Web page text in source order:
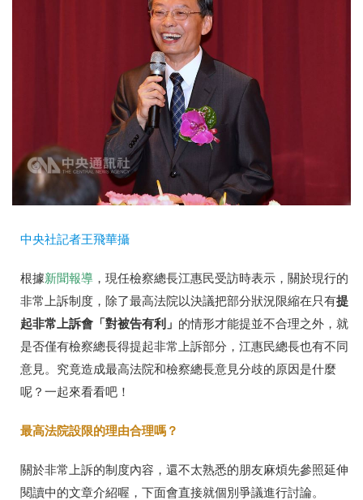
中央社記者王飛華攝
根據新聞報導 ，現任檢察總長江惠民受訪時表示，關於現行的
非常上訴制度，除了最高法院以決議把部分狀況限縮在只有提
起非常上訴會「對被告有利」 的情形才能提並不合理之外，就
是否僅有檢察總長得提起非常上訴部分，江惠民總長也有不同
意見。究竟造成最高法院和檢察總長意見分歧的原因是什麼
呢？一起來看看吧！
最高法院設限的理由合理嗎？
關於非常上訴的制度內容，還不太熟悉的朋友麻煩先參照延伸
閱讀中的文章介紹喔，下面會直接就個別爭議進行討論。